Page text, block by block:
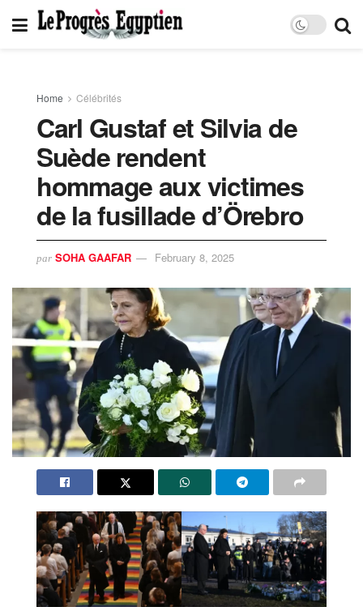
Home Célébrités
Carl Gustaf et Silvia de
Suède rendent
hommage aux victimes
de la fusillade d’Örebro
par SOHA GAAFAR February 8, 2025